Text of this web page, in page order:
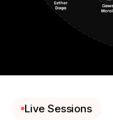
Live Sessions